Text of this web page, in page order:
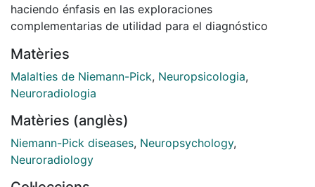
haciendo énfasis en las exploraciones
complementarias de utilidad para el diagnóstico
Matèries
Malalties de Niemann-Pick, Neuropsicologia,
Neuroradiologia
Matèries (anglès)
Niemann-Pick diseases, Neuropsychology,
Neuroradiology